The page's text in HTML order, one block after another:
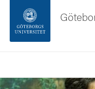
Sidfoten
Bild